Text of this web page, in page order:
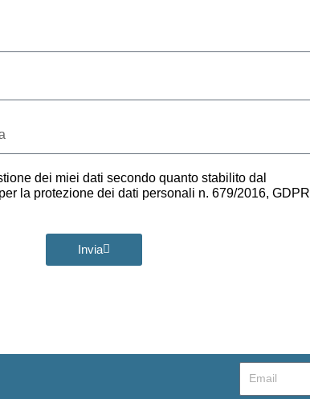
dei miei dati secondo quanto stabilito dal
la protezione dei dati personali n. 679/2016, GDPR
Invia
Email